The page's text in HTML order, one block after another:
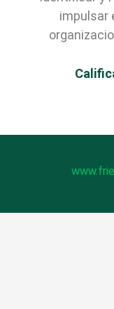
impulsar